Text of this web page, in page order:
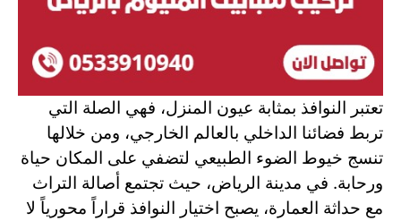
تعتبر النوافذ بمثابة عيون المنزل، فهي الصلة التي
تربط فضائنا الداخلي بالعالم الخارجي، ومن خلالها
تنسج خيوط الضوء الطبيعي لتضفي على المكان حياة
ورحابة. في مدينة الرياض، حيث تجتمع أصالة التراث
مع حداثة العمارة، يصبح اختيار النوافذ قراراً محورياً لا